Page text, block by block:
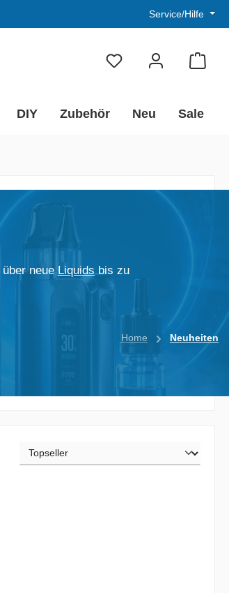
Service/Hilfe
DIY Zubehör Neu Sale
über neue Liquids bis zu
Home Neuheiten